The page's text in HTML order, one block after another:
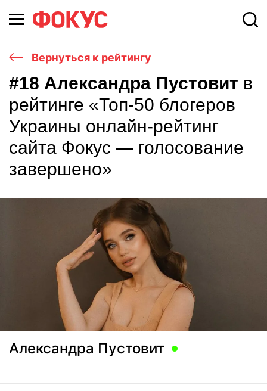
Вернуться к рейтингу
#18 Александра Пустовит в
рейтинге «Топ-50 блогеров
Украины онлайн-рейтинг
сайта Фокус — голосование
завершено»
Александра Пустовит